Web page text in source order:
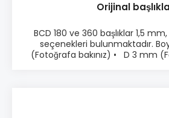
Orijinal
BCD 180 ve 360 başlıklar 1,5
seçenekleri bulunmaktadır. Boyut • D 1,5 mm
(Fotoğrafa bakınız) • D 3 mm